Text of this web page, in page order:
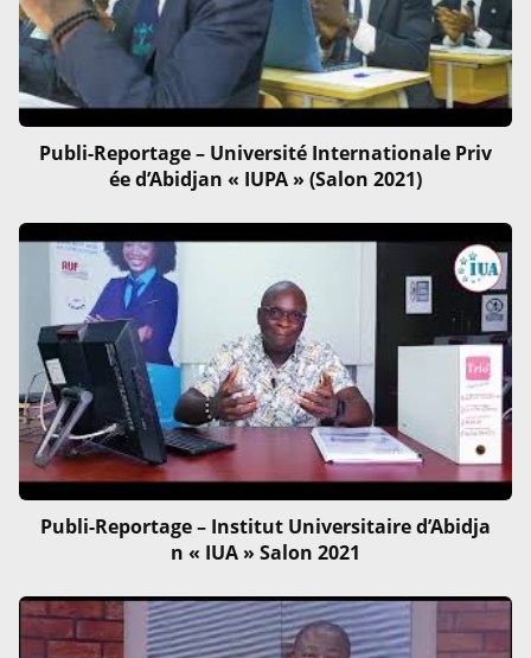
Publi-Reportage – Université Internationale Priv
ée d’Abidjan « IUPA » (Salon 2021)
Publi-Reportage – Institut Universitaire d’Abidja
n « IUA » Salon 2021